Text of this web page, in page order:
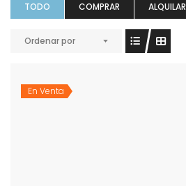
TODO COMPRAR ALQUILAR
Ordenar por
En Venta